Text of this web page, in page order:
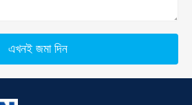
এখনই জমা দিন